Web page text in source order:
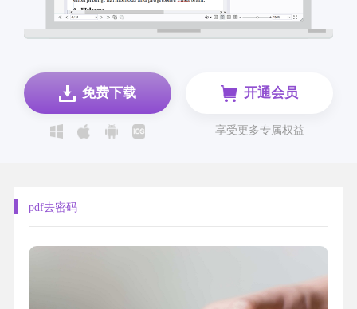
免费下载 开通会员
享受更多专属权益
pdf去密码